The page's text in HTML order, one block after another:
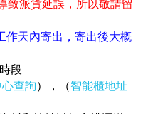
派貨延誤，所以敬請留
作天內寄出，寄出後大概
段
查詢），（智能櫃地址